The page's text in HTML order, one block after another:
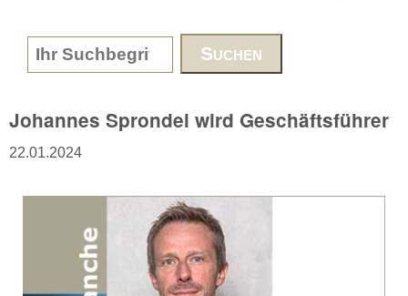
www.DieReferenz.de
Search form
Johannes Sprondel wird Geschäftsführer
22.01.2024